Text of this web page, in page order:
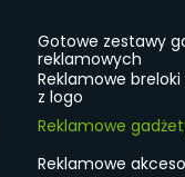
Gotowe zestawy
reklamowych
Reklamowe
z logo
Reklamowe
Reklamowe